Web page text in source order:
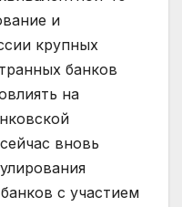
и
крупных
банков
на
вновь
с участием